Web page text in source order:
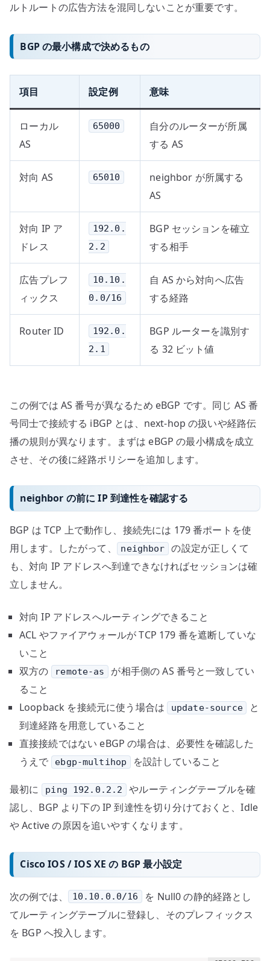
ルトルートの広告方法を混同しないことが重要です。
BGP の最小構成で決めるもの
項目 設定例 意味
ローカル
AS
65000
自分のルーターが所属
する AS
対向 AS 65010
neighbor が所属する
AS
対向 IP ア
ドレス
192.0.
2.2
BGP セッションを確立
する相手
広告プレフ
ィックス
10.10.
0.0/16
自 AS から対向へ広告
する経路
Router ID
192.0.
2.1
BGP ルーターを識別す
る 32 ビット値
この例では AS 番号が異なるため eBGP です。同じ AS 番
号同士で接続する iBGP とは、next-hop の扱いや経路伝
播の規則が異なります。まずは eBGP の最小構成を成立
させ、その後に経路ポリシーを追加します。
neighbor の前に IP 到達性を確認する
BGP は TCP 上で動作し、接続先には 179 番ポートを使
用します。したがって、
neighbor
の設定が正しくて
も、対向 IP アドレスへ到達できなければセッションは確
立しません。
対向 IP アドレスへルーティングできること
ACL やファイアウォールが TCP 179 番を遮断していな
いこと
双方の
remote-as
が相手側の AS 番号と一致してい
ること
Loopback を接続元に使う場合は
update-source
と
到達経路を用意していること
直接接続ではない eBGP の場合は、必要性を確認した
うえで
ebgp-multihop を設計していること
最初に ping 192.0.2.2
やルーティングテーブルを確
認し、BGP より下の IP 到達性を切り分けておくと、Idle
や Active の原因を追いやすくなります。
Cisco IOS / IOS XE の BGP 最小設定
次の例では、 10.10.0.0/16
を Null0 の静的経路とし
てルーティングテーブルに登録し、そのプレフィックス
を BGP へ投入します。